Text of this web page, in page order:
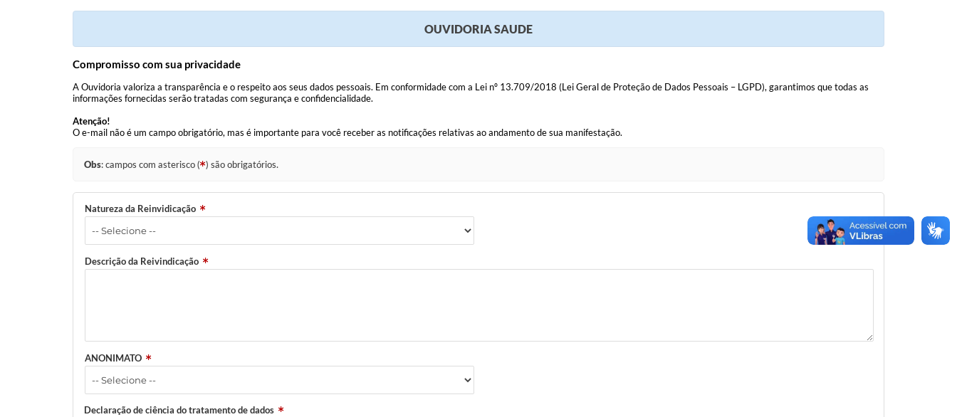
OUVIDORIA SAUDE
Compromisso com sua privacidade
A Ouvidoria valoriza a transparência e o respeito aos seus dados pessoais. Em conformidade com a Lei nº 13.709/2018 (Lei Geral de Proteção de Dados Pessoais – LGPD), garantimos que todas as
informações fornecidas serão tratadas com segurança e confidencialidade.
Atenção!
O e-mail não é um campo obrigatório, mas é importante para você receber as notificações relativas ao andamento de sua manifestação.
Obs: campos com asterisco ( ) são obrigatórios.
Natureza da Reinvidicação
Descrição da Reivindicação
ANONIMATO
Declaração de ciência do tratamento de dados